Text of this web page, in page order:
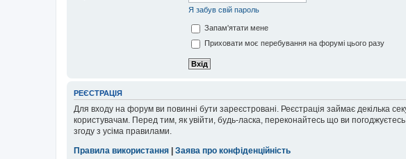
Я забув свій пароль
Запам'ятати мене
Приховати моє перебування на форумі цього разу
РЕЄСТРАЦІЯ
Для входу на форум ви повинні бути зареєстровані. Реєстрація займає декілька
користувачам. Перед тим, як увійти, будь-ласка, переконайтесь що ви
згоду з усіма правилами.
Правила використання
Заява про конфіденційність